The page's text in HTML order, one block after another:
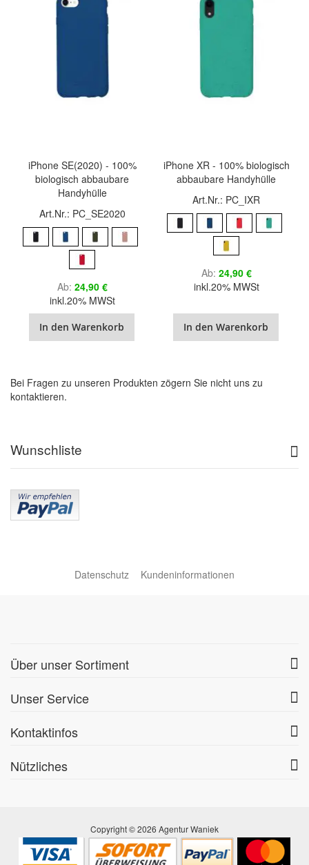
iPhone SE(2020) - 100%
biologisch abbaubare
Handyhülle
Art.Nr.: PC_SE2020
Ab 24,90 €
inkl.20% MWSt
In den Warenkorb
iPhone XR - 100% biologisch
abbaubare Handyhülle
Art.Nr.: PC_IXR
Ab 24,90 €
inkl.20% MWSt
In den Warenkorb
Bei Fragen zu unseren Produkten zögern Sie nicht uns zu
kontaktieren.
Wunschliste
Datenschutz Kundeninformationen
Über unser Sortiment
Unser Service
Kontaktinfos
Nützliches
Copyright © 2026 Agentur Waniek